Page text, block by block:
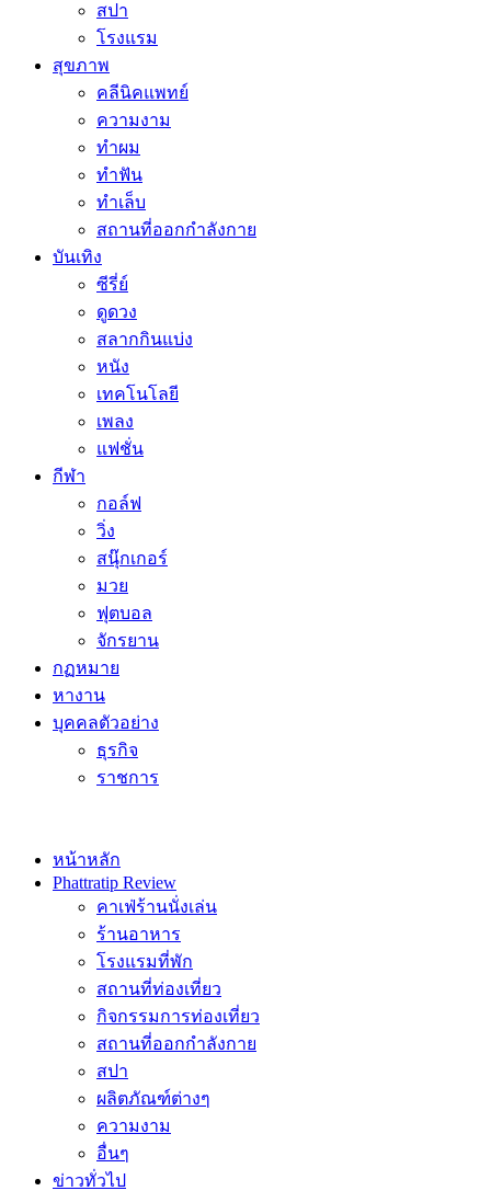
สปา
โรงแรม
สุขภาพ
คลีนิคแพทย์
ความงาม
ทำผม
ทำฟัน
ทำเล็บ
สถานที่ออกกำลังกาย
บันเทิง
ซีรี่ย์
ดูดวง
สลากกินแบ่ง
หนัง
เทคโนโลยี
เพลง
แฟชั่น
กีฬา
กอล์ฟ
วิ่ง
สนุ๊กเกอร์
มวย
ฟุตบอล
จักรยาน
กฏหมาย
หางาน
บุคคลตัวอย่าง
ธุรกิจ
ราชการ
หน้าหลัก
Phattratip Review
คาเฟ่ร้านนั่งเล่น
ร้านอาหาร
โรงแรมที่พัก
สถานที่ท่องเที่ยว
กิจกรรมการท่องเที่ยว
สถานที่ออกกำลังกาย
สปา
ผลิตภัณฑ์ต่างๆ
ความงาม
อื่นๆ
ข่าวทั่วไป